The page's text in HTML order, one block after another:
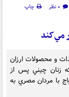
۰ نظر
چاپ
مي‌کند
و محصولات ارزان
زنان چيني پس از
با مردان مصري به